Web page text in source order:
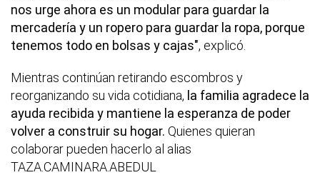
nos urge ahora es un modular para guardar la
mercadería y un ropero para guardar la ropa, porque
tenemos todo en bolsas y cajas", explicó.
Mientras continúan retirando escombros y
reorganizando su vida cotidiana, la familia agradece la
ayuda recibida y mantiene la esperanza de poder
volver a construir su hogar. Quienes quieran
colaborar pueden hacerlo al alias
TAZA.CAMINARA.ABEDUL